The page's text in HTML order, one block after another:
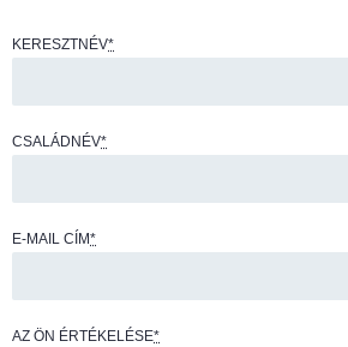
KERESZTNÉV*
CSALÁDNÉV*
E-MAIL CÍM*
AZ ÖN ÉRTÉKELÉSE*